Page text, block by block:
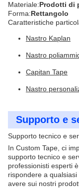
Materiale:Prodotti di
Forma:Rettangolo
Caratteristiche
Nastro Kaplan
Nastro
Capitan Tape
Nastro
Supporto e
Supporto tecnico e
In Custom Tape, ci
supporto tecnico e
professionisti esperti
rispondere a
avere sui nostri